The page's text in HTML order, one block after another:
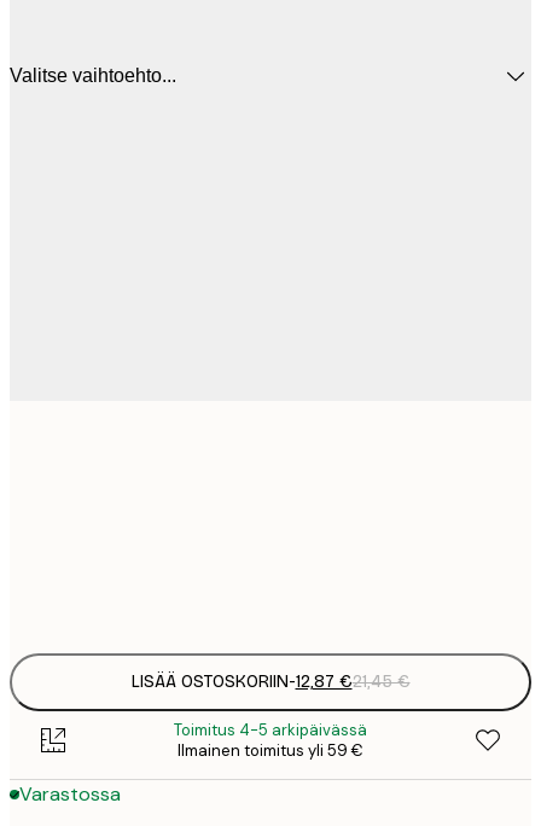
Valitse vaihtoehto...
LISÄÄ OSTOSKORIIN-12,87 €21,45 €
Toimitus 4-5 arkipäivässä
Ilmainen toimitus yli 59 €
Varastossa